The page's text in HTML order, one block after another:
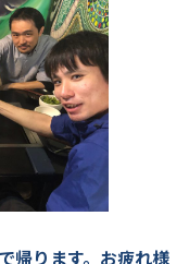
帰ります。お疲れ様